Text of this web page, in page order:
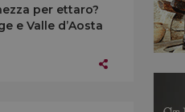
per ettaro?
e Valle d’Aosta